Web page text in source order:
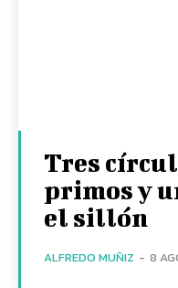
Tres
primos y
el sillón
ALFREDO MUÑIZ - 8